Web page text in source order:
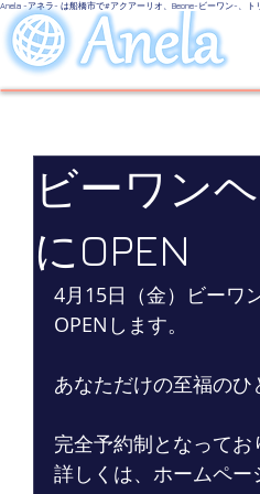
Anela -アネラ- は船橋市で#アクアーリオ、Beone-ビーワン-
ビーワン
にOPEN
4月15日（金）ビーワ
OPENします。
あなただけの至福のひ
完全予約制となってお
詳しくは、ホームペ